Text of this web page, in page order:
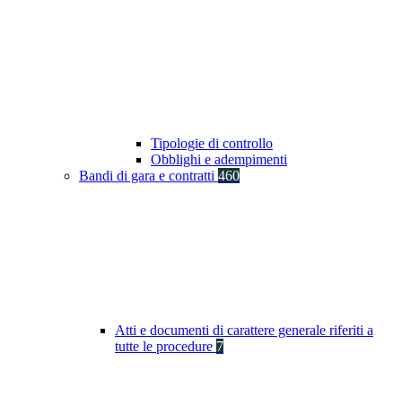
Tipologie di controllo
Obblighi e adempimenti
Bandi di gara e contratti 460
Atti e documenti di carattere generale riferiti a
tutte le procedure 7